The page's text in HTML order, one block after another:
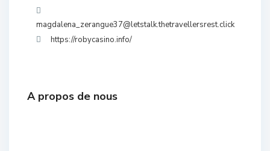
magdalena_zerangue37@letstalk.thetravellersrest.click
https://robycasino.info/
A propos de nous